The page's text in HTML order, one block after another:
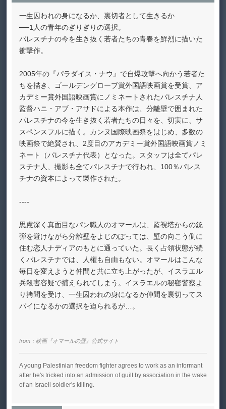
一生囚われの身になるか、裏切者として生きるか
──1人の青年のぎりぎりの選択。
パレスチナの今を生き抜く若者たちの青春を鮮烈に描いた
衝撃作。
2005年の『パラダイス・ナウ』で自爆攻撃へ向かう若者た
ちを描き、ゴールデングローブ賞外国語映画賞を受賞、ア
カデミー賞外国語映画賞にノミネートされたパレスチナ人
監督ハニ・アブ・アサドによる本作は、分離壁で囲まれた
パレスチナの今を生き抜く若者たちの日々を、切実に、サ
スペンスフルに描く。カンヌ国際映画祭をはじめ、多数の
映画祭で絶賛され、2度目のアカデミー賞外国語映画賞ノミ
ネート（パレスチナ代表）となった。スタッフは全てパレ
スチナ人、撮影も全てパレスチナで行われ、100％パレス
チナの資本によって製作された。
----
思慮深く真面目なパン職人のオマールは、監視塔からの銃
弾を避けながら分離壁をよじのぼっては、壁の向こう側に
住む恋人ナディアのもとに通っていた。長く占領状態が続
くパレスチナでは、人権も自由もない。オマールはこんな
毎日を変えようと仲間と共に立ち上がったが、イスラエル
兵殺害容疑で捕えられてしまう。イスラエルの秘密警察よ
り拷問を受け、一生囚われの身になるか仲間を裏切ってス
パイになるかの選択を迫られるが…。
from： 映画『オマールの壁』公式サイト
A young Palestinian freedom fighter agrees to work as an informant
after he's tricked into an admission of guilt by association in the wake
of an Israeli soldier's killing.